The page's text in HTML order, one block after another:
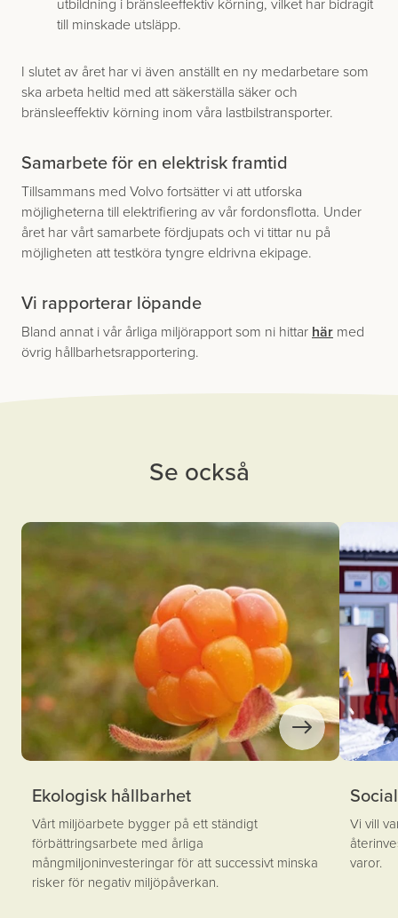
till minskade utsläpp.
I slutet av året har vi även anställt en ny medarbetare som
ska arbeta heltid med att säkerställa säker och
bränsleeffektiv körning inom våra lastbilstransporter.
Samarbete för en elektrisk framtid
Tillsammans med Volvo fortsätter vi att utforska
möjligheterna till elektrifiering av vår fordonsflotta. Under
året har vårt samarbete fördjupats och vi tittar nu på
möjligheten att testköra tyngre eldrivna ekipage.
Vi rapporterar löpande
Bland annat i vår årliga miljörapport som ni hittar här med
övrig hållbarhets­rapportering.
Se också
Ekologisk hållbarhet
Vårt miljöarbete bygger på ett ständigt
förbättringsarbete med årliga
mångmiljoninvesteringar för att successivt minska
risker för negativ miljöpåverkan.
Vi vill
varor.